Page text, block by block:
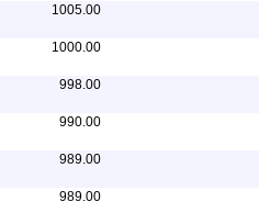
1005.00
1000.00
998.00
990.00
989.00
989.00